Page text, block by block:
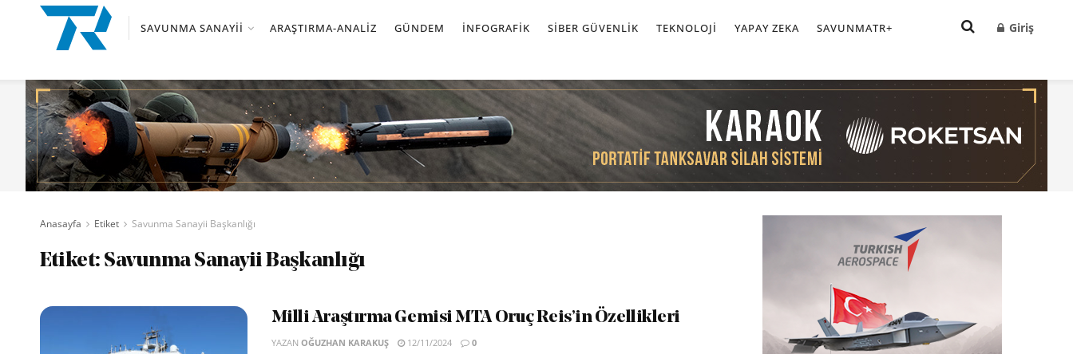
SAVUNMA SANAYII ARAŞTIRMA-ANALIZ GÜNDEM İNFOGRAFIK SIBER GÜVENLIK TEKNOLOJI YAPAY ZEKA SAVUNMATR+ Giriş
Anasayfa Etiket Savunma Sanayii Başkanlığı
Etiket: Savunma Sanayii Başkanlığı
Milli Araştırma Gemisi MTA Oruç Reis’in Özellikleri
YAZAN OĞUZHAN KARAKUŞ 12/11/2024 0